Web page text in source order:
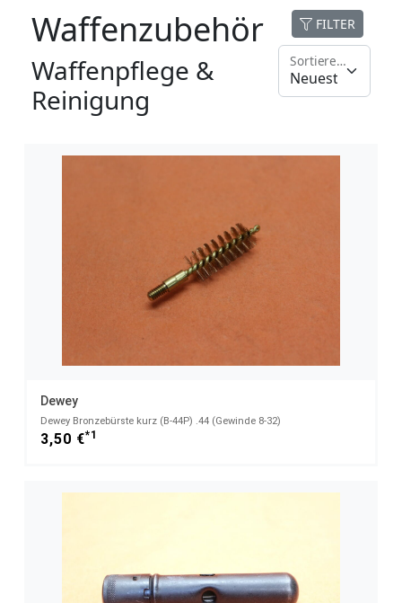
Waffenzubehör
Waffenpflege &
Reinigung
FILTER
Sortieren nach
Dewey
Dewey Bronzebürste kurz (B-44P) .44 (Gewinde 8-32)
3,50 €*1